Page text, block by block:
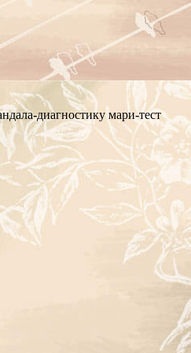
диагностику мари-тест